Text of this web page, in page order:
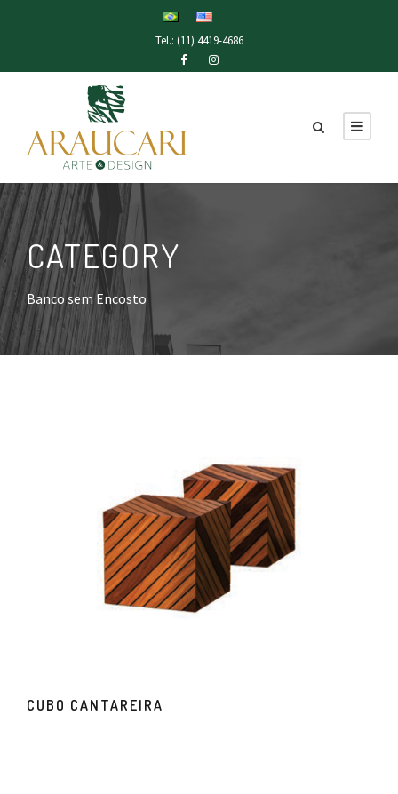
Tel.: (11) 4419-4686
CATEGORY
Banco sem Encosto
CUBO CANTAREIRA